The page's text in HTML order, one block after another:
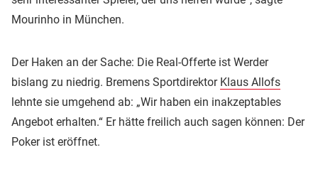
Mourinho in München.
Der Haken an der Sache: Die Real-Offerte ist Werder
bislang zu niedrig. Bremens Sportdirektor Klaus Allofs
lehnte sie umgehend ab: „Wir haben ein inakzeptables
Angebot erhalten.“ Er hätte freilich auch sagen können: Der
Poker ist eröffnet.